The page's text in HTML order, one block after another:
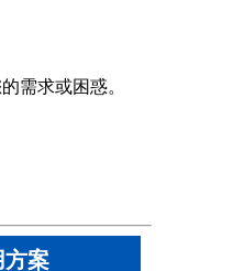
需求或困惑。
方案